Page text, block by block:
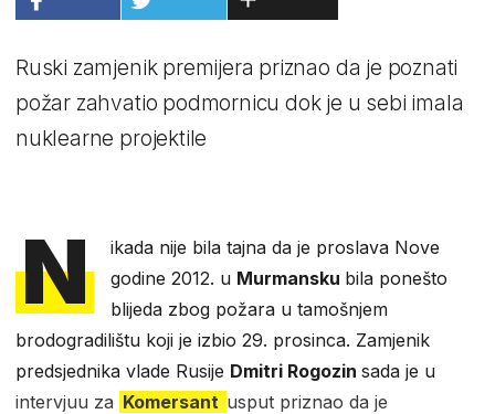
Ruski zamjenik premijera priznao da je poznati
požar zahvatio podmornicu dok je u sebi imala
nuklearne projektile
N
ikada nije bila tajna da je proslava Nove
godine 2012. u Murmansku bila ponešto
blijeda zbog požara u tamošnjem
brodogradilištu koji je izbio 29. prosinca. Zamjenik
predsjednika vlade Rusije Dmitri Rogozin sada je u
intervjuu za Komersant usput priznao da je